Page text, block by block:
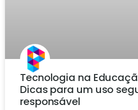
Tecnologia na
Dicas para um uso
responsável